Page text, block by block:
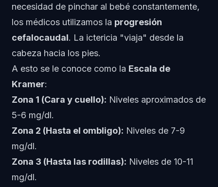
necesidad de pinchar al bebé constantemente,
los médicos utilizamos la progresión
cefalocaudal. La ictericia "viaja" desde la
cabeza hacia los pies.
A esto se le conoce como la Escala de
Kramer:
Zona 1 (Cara y cuello): Niveles aproximados de
5-6 mg/dl.
Zona 2 (Hasta el ombligo): Niveles de 7-9
mg/dl.
Zona 3 (Hasta las rodillas): Niveles de 10-11
mg/dl.